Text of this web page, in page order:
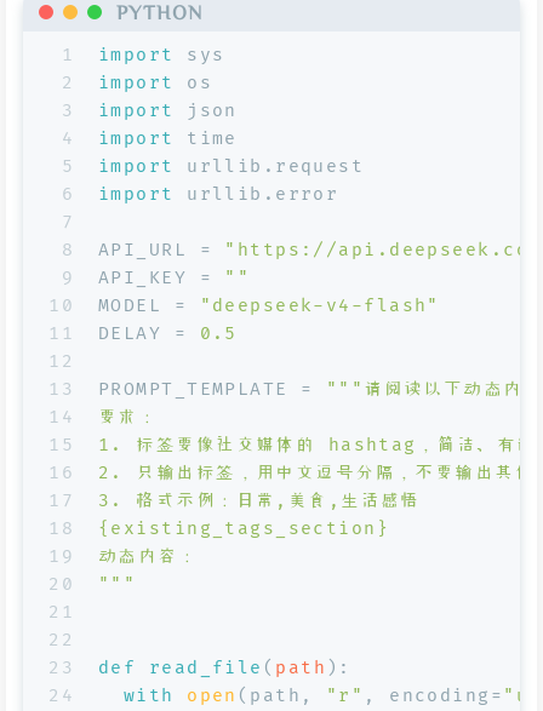
PYTHON
1
2
3
4
5
6
7
8
9
10
11
12
13
14
15
16
17
18
19
20
21
22
23
24
import
sys
import
os
import
json
import
time
import
urllib.request
import
urllib.error
API_URL = "https://
API_KEY = ""
MODEL =
"deepseek-v4-flash"
DELAY = 0.5
PROMPT_TEMPLATE =
"""请阅读以下动态内
要求：
1. 标签要像社交媒体的 hashtag，简洁、有话
2. 只输出标签，用中文逗号分隔，不要输出其他
3. 格式示例：日常,美食,生活感悟
{existing_tags_section}
动态内容：
"""
def read_file ( path ):
with
open (path, "r" , encoding=